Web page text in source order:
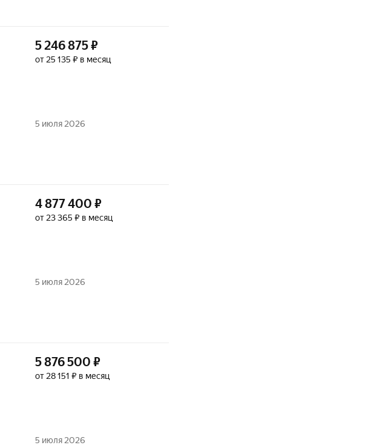
5 246 875₽
от 25 135 ₽ в месяц
5 июля 2026
4 877 400 ₽
от 23 365 ₽ в месяц
5 июля 2026
5 876 500 ₽
от 28 151 ₽ в месяц
5 июля 2026